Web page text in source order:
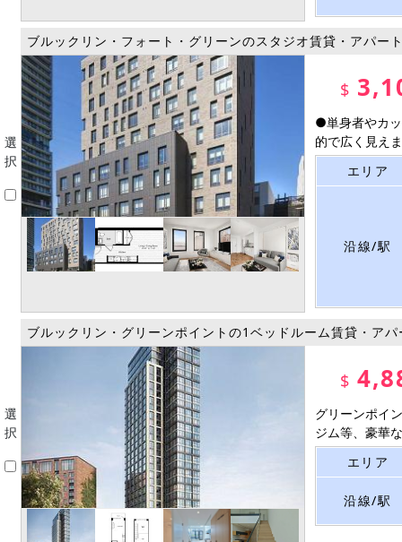
選
択
ブルックリン・フォート・グリーンのスタジオ賃貸・アパー
$
●単身者やカ
的で広く見え
エリア
沿線/駅
選
択
ブルックリン・グリーンポイントの1ベッドルーム賃貸・ア
$
グリーンポイ
ジム等、豪華
エリア
沿線/駅